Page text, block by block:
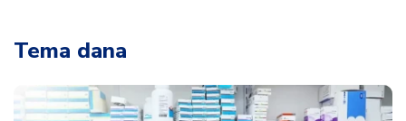
Tema dana